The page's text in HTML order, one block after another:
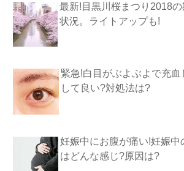
最新!目黒川桜まつり2018
状況。ライトアップも!
緊急!白目がぶよぶよで充
して良い?対処法は?
妊娠中にお腹が痛い!妊娠中
はどんな感じ?原因は?